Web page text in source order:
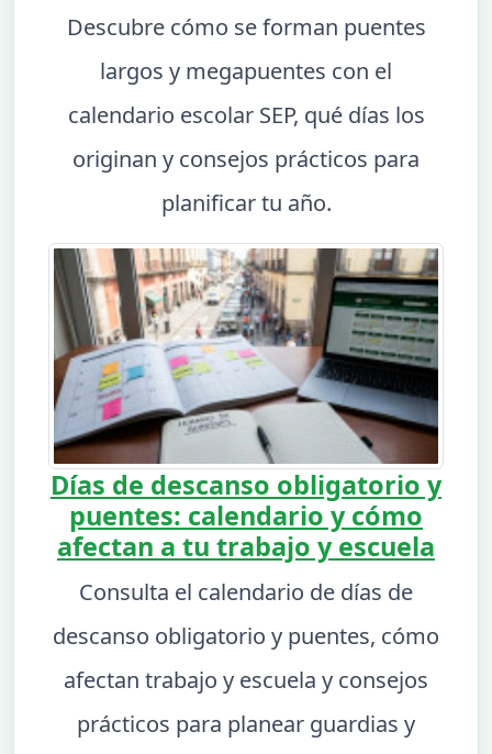
Descubre cómo se forman puentes
largos y megapuentes con el
calendario escolar SEP, qué días los
originan y consejos prácticos para
planificar tu año.
Días de descanso obligatorio y
puentes: calendario y cómo
afectan a tu trabajo y escuela
Consulta el calendario de días de
descanso obligatorio y puentes, cómo
afectan trabajo y escuela y consejos
prácticos para planear guardias y